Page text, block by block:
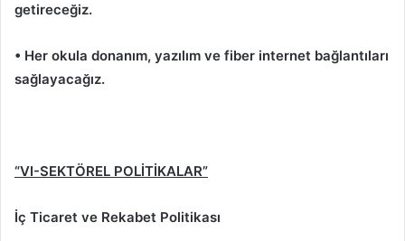
getireceğiz.
• Her okula donanım, yazılım ve fiber internet bağlantıları
sağlayacağız.
“VI-SEKTÖREL POLİTİKALAR”
İç Ticaret ve Rekabet Politikası